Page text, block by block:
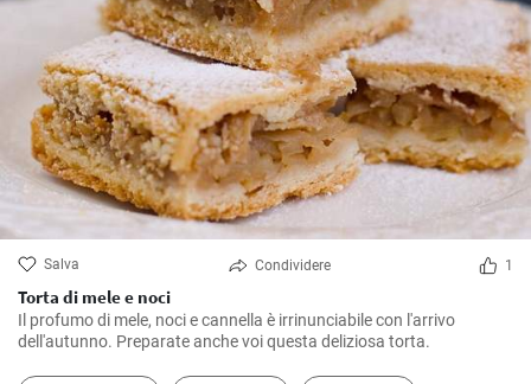
Salva Condividere 1
Torta di mele e noci
Il profumo di mele, noci e cannella è irrinunciabile con l'arrivo
dell'autunno. Preparate anche voi questa deliziosa torta.